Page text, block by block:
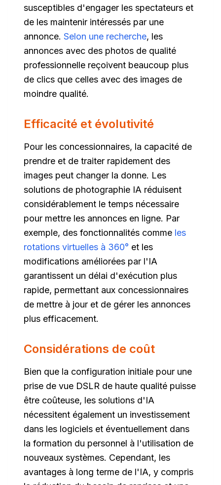
susceptibles d'engager les spectateurs et
de les maintenir intéressés par une
annonce. Selon une recherche, les
annonces avec des photos de qualité
professionnelle reçoivent beaucoup plus
de clics que celles avec des images de
moindre qualité.
Efficacité et évolutivité
Pour les concessionnaires, la capacité de
prendre et de traiter rapidement des
images peut changer la donne. Les
solutions de photographie IA réduisent
considérablement le temps nécessaire
pour mettre les annonces en ligne. Par
exemple, des fonctionnalités comme les
rotations virtuelles à 360° et les
modifications améliorées par l'IA
garantissent un délai d'exécution plus
rapide, permettant aux concessionnaires
de mettre à jour et de gérer les annonces
plus efficacement.
Considérations de coût
Bien que la configuration initiale pour une
prise de vue DSLR de haute qualité puisse
être coûteuse, les solutions d'IA
nécessitent également un investissement
dans les logiciels et éventuellement dans
la formation du personnel à l'utilisation de
nouveaux systèmes. Cependant, les
avantages à long terme de l'IA, y compris